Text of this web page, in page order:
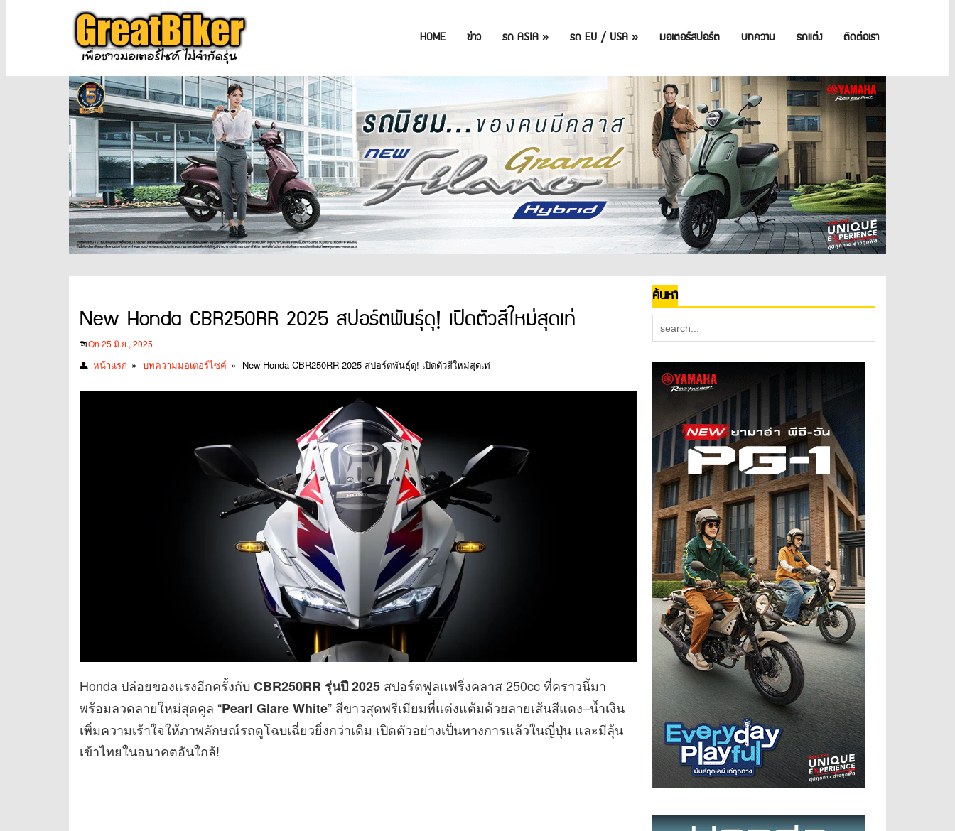
HOME ข่าว รถ ASIA » รถ EU / USA » มอเตอร์สปอร์ต บทความ รถแต่ง ติดต่อเรา
New Honda CBR250RR 2025 สปอร์ตพันธุ์ดุ! เปิดตัวสีใหม่สุดเท่
On 25 มิ.ย., 2025
หน้าแรก » บทความมอเตอร์ไซค์ » New Honda CBR250RR 2025 สปอร์ตพันธุ์ดุ! เปิดตัวสีใหม่สุดเท่
Honda ปล่อยของแรงอีกครั้งกับCBR250RR รุ่นปี 2025 สปอร์ตฟูลแฟริ่งคลาส 250cc ที่คราวนี้มา
พร้อมลวดลายใหม่สุดคูล “Pearl Glare White” สีขาวสุดพรีเมียมที่แต่งแต้มด้วยลายเส้นสีแดง–น้ำเงิน
เพิ่มความเร้าใจให้ภาพลักษณ์รถดูโฉบเฉี่ยวยิ่งกว่าเดิม เปิดตัวอย่างเป็นทางการแล้วในญี่ปุ่น และมีลุ้น
เข้าไทยในอนาคตอันใกล้!
ค้นหา